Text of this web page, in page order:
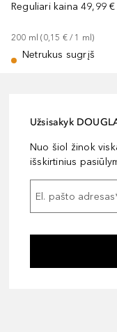
Reguliari kaina 49,99 €
200 ml (0,15 € / 1 ml)
Netrukus sugrįš
Užsisakyk
Nuo šiol žinok
išskirtinius
El. pašto adresas